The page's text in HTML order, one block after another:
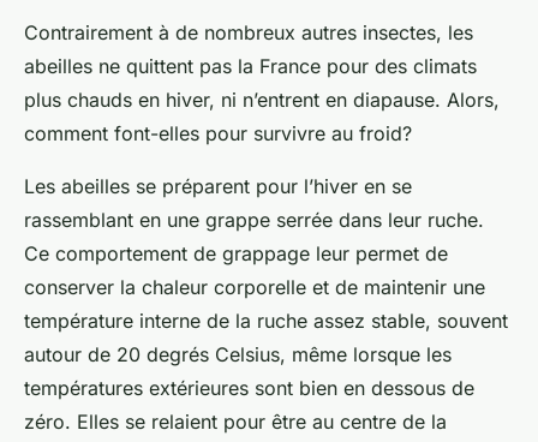
Contrairement à de nombreux autres insectes, les
abeilles ne quittent pas la France pour des climats
plus chauds en hiver, ni n’entrent en diapause. Alors,
comment font-elles pour survivre au froid?
Les abeilles se préparent pour l’hiver en se
rassemblant en une grappe serrée dans leur ruche.
Ce comportement de grappage leur permet de
conserver la chaleur corporelle et de maintenir une
température interne de la ruche assez stable, souvent
autour de 20 degrés Celsius, même lorsque les
températures extérieures sont bien en dessous de
zéro. Elles se relaient pour être au centre de la